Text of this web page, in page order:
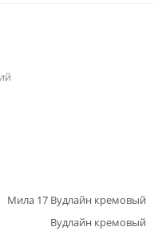
Мила 17 Вудлайн кремовый
Вудлайн кремовый